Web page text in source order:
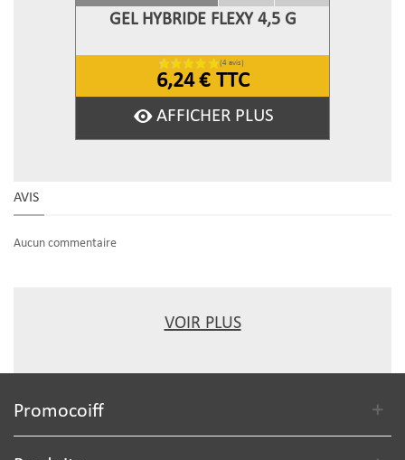
GEL HYBRIDE FLEXY 4,5 G
6,24 € TTC
AFFICHER PLUS
AVIS
Aucun commentaire
VOIR PLUS
Promocoiff